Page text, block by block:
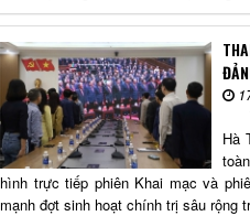
Hà
hình trực tiếp phiên Khai mạc và
mạnh đợt sinh hoạt chính trị sâu rộng